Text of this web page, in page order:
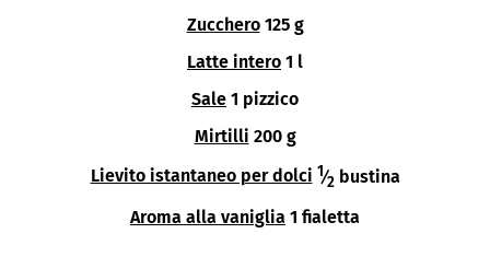
Zucchero 125 g
Latte intero 1 l
Sale 1 pizzico
Mirtilli 200 g
Lievito istantaneo per dolci 1⁄2bustina
Aroma alla vaniglia 1 fialetta